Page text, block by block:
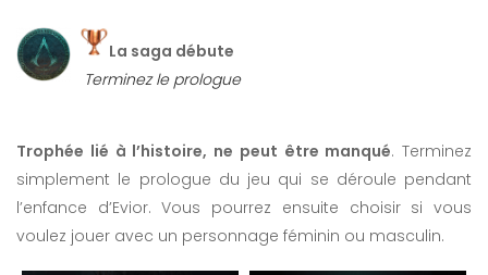
La saga débute
Terminez le prologue
Trophée lié à l’histoire, ne peut être manqué. Terminez
simplement le prologue du jeu qui se déroule pendant
l’enfance d’Evior. Vous pourrez ensuite choisir si vous
voulez jouer avec un personnage féminin ou masculin.